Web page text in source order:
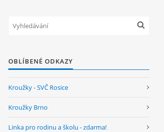
OBLÍBENÉ ODKAZY
Kroužky - SVČ Rosice
Kroužky Brno
Linka pro rodinu a školu - zdarma!